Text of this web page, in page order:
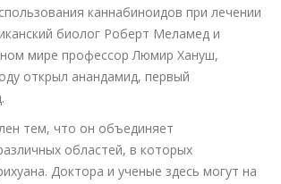
каннабиноидов при лечении
биолог Роберт Меламед и
мире профессор Люмир Хануш,
открыл анандамид, первый
тем, что он объединяет
областей, в которых
Доктора и ученые здесь могут на